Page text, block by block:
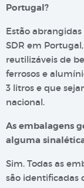
Portugal?
Estão
SDR em
reutilizáveis de
ferrosos e
3 litros e que
nacional.
As embalagens
alguma
Sim. Todas as
são identificadas